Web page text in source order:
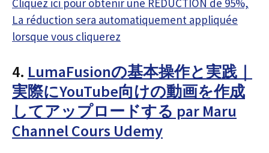
La réduction sera automatiquement appliquée
lorsque vous cliquerez
4. LumaFusionの基本操作と実践｜
実際にYouTube向けの動画を作成
してアップロードする par Maru
Channel Cours Udemy